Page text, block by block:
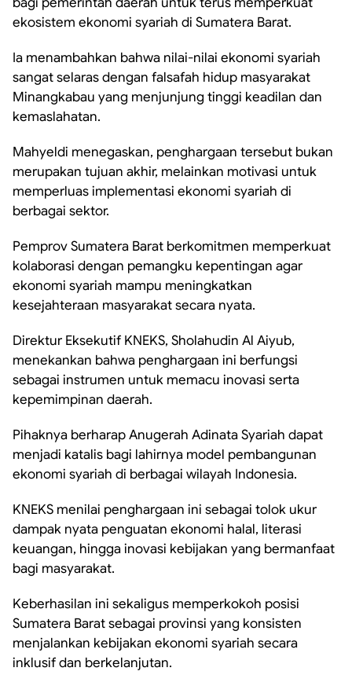
ekosistem ekonomi syariah di Sumatera Barat.
Ia menambahkan bahwa nilai-nilai ekonomi syariah
sangat selaras dengan falsafah hidup masyarakat
Minangkabau yang menjunjung tinggi keadilan dan
kemaslahatan.
Mahyeldi menegaskan, penghargaan tersebut bukan
merupakan tujuan akhir, melainkan motivasi untuk
memperluas implementasi ekonomi syariah di
berbagai sektor.
Pemprov Sumatera Barat berkomitmen memperkuat
kolaborasi dengan pemangku kepentingan agar
ekonomi syariah mampu meningkatkan
kesejahteraan masyarakat secara nyata.
Direktur Eksekutif KNEKS, Sholahudin Al Aiyub,
menekankan bahwa penghargaan ini berfungsi
sebagai instrumen untuk memacu inovasi serta
kepemimpinan daerah.
Pihaknya berharap Anugerah Adinata Syariah dapat
menjadi katalis bagi lahirnya model pembangunan
ekonomi syariah di berbagai wilayah Indonesia.
KNEKS menilai penghargaan ini sebagai tolok ukur
dampak nyata penguatan ekonomi halal, literasi
keuangan, hingga inovasi kebijakan yang bermanfaat
bagi masyarakat.
Keberhasilan ini sekaligus memperkokoh posisi
Sumatera Barat sebagai provinsi yang konsisten
menjalankan kebijakan ekonomi syariah secara
inklusif dan berkelanjutan.